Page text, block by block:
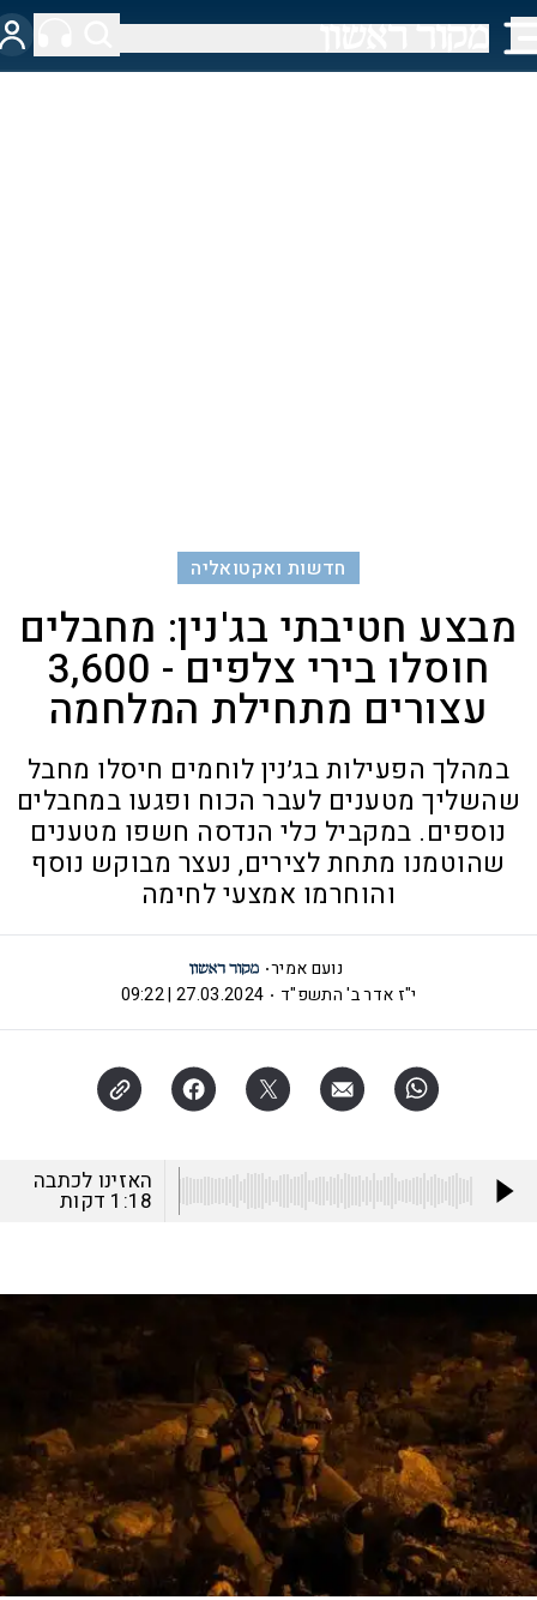
חדשות ואקטואליה
מבצע חטיבתי בג'נין: מחבלים
חוסלו בירי צלפים - 3,600
עצורים מתחילת המלחמה
במהלך הפעילות בג׳נין לוחמים חיסלו מחבל
שהשליך מטענים לעבר הכוח ופגעו במחבלים
נוספים. במקביל כלי הנדסה חשפו מטענים
שהוטמנו מתחת לצירים, נעצר מבוקש נוסף
והוחרמו אמצעי לחימה
נועם אמיר
י"ז אדר ב' התשפ"ד
27.03.2024 | 09:22
האזינו לכתבה
1:18 דקות